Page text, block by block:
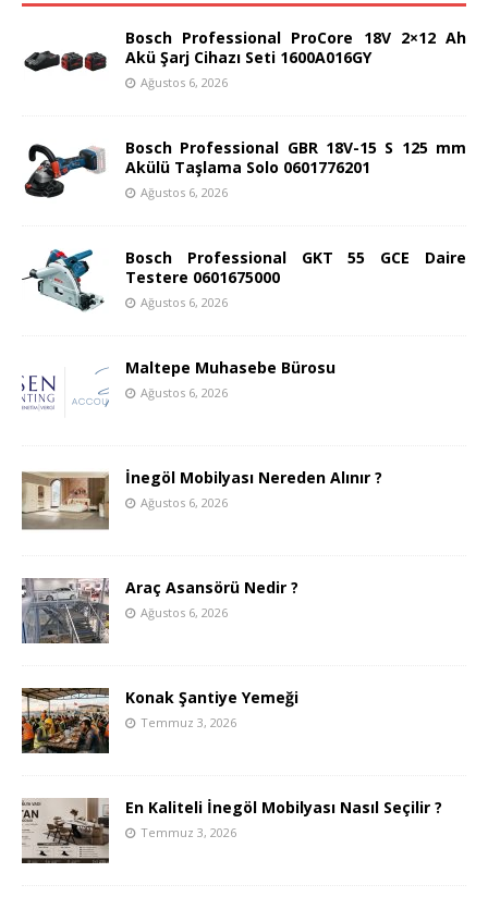
Bosch Professional ProCore 18V 2×12 Ah
Akü Şarj Cihazı Seti 1600A016GY
Ağustos 6, 2026
Bosch Professional GBR 18V-15 S 125 mm
Akülü Taşlama Solo 0601776201
Ağustos 6, 2026
Bosch Professional GKT 55 GCE Daire
Testere 0601675000
Ağustos 6, 2026
Maltepe Muhasebe Bürosu
Ağustos 6, 2026
İnegöl Mobilyası Nereden Alınır ?
Ağustos 6, 2026
Araç Asansörü Nedir ?
Ağustos 6, 2026
Konak Şantiye Yemeği
Temmuz 3, 2026
En Kaliteli İnegöl Mobilyası Nasıl Seçilir ?
Temmuz 3, 2026